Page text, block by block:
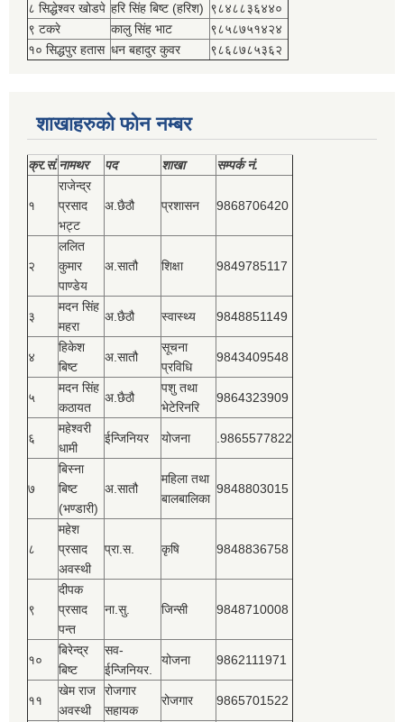
८ सिद्धेश्‍वर खोडपे हरि सिंह बिष्‍ट (हरिश) ९८४८८३६४४०
९ टकरे
कालु सिंह भाट
९८५८७५१४२४
१० सिद्धपुर हतास धन बहादुर कुवर ९८६८७८५३६२
शाखाहरुको फोन नम्बर
क्र.सं.नामथर पद शाखा सम्‍पर्क नं.
१
राजेन्द्र
प्रसाद
भट्ट
अ.छैठौ प्रशासन 9868706420
२
ललित
कुमार
पाण्डेय
अ.सातौ शिक्षा 9849785117
३
मदन सिंह
महरा
अ.छैठौ स्वास्थ्य 9848851149
४
हिकेश
बिष्‍ट
अ.सातौ
सूचना
प्रविधि
9843409548
५
मदन सिंह
कठायत
अ.छैठौ
पशु तथा
भेटेरिनरि
9864323909
६
महेश्‍वरी
धामी
ईन्जिनियर योजना .9865577822
७
बिस्‍ना
बिष्‍ट
(भण्डारी)
अ.सातौ
महिला तथा
बालबालिका
9848803015
८
महेश
प्रसाद
अवस्थी
प्रा.स. कृषि 9848836758
९
दीपक
प्रसाद
पन्त
ना.सु. जिन्सी 9848710008
१०
बिरेन्द्र
बिष्‍ट
सव-
ईन्जिनियर.
योजना 9862111971
११
खेम राज
अवस्थी
रोजगार
सहायक
रोजगार 9865701522